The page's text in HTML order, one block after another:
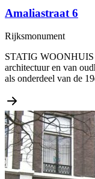
Amaliastraat 6
Rijksmonument
STATIG WOONHUIS
architectuur en van
als onderdeel van de